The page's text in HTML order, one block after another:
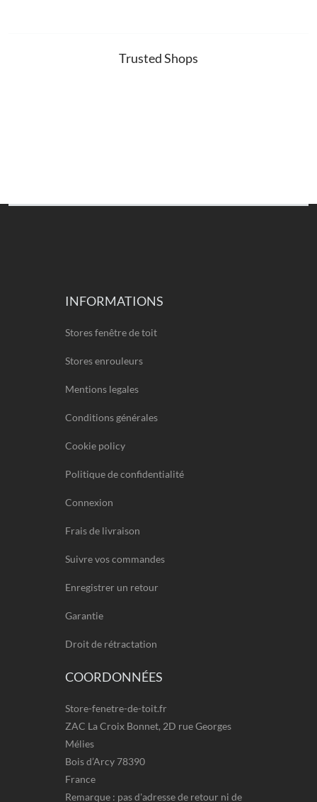
Trusted Shops
INFORMATIONS
Stores fenêtre de toit
Stores enrouleurs
Mentions legales
Conditions générales
Cookie policy
Politique de confidentialité
Connexion
Frais de livraison
Suivre vos commandes
Enregistrer un retour
Garantie
Droit de rétractation
COORDONNÉES
Store-fenetre-de-toit.fr
ZAC La Croix Bonnet, 2D rue Georges
Mélies
Bois d’Arcy 78390
France
Remarque : pas d'adresse de retour ni de